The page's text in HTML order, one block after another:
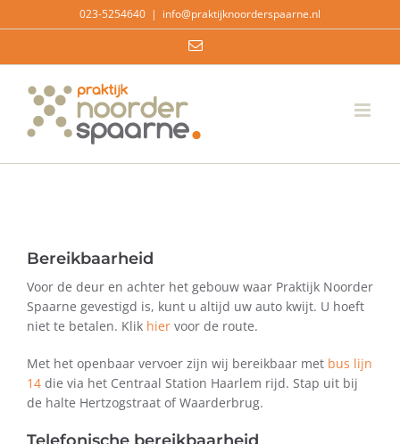
naar
023-5254640 | info@praktijknoorderspaarne.nl
E-
Bereikbaarheid
Voor de deur en achter het gebouw waar Praktijk Noorder
Spaarne gevestigd is, kunt u altijd uw auto kwijt. U hoeft
niet te betalen. Klik hier voor de route.
Met het openbaar vervoer zijn wij bereikbaar met bus lijn
14 die via het Centraal Station Haarlem rijd. Stap uit bij
de halte Hertzogstraat of Waarderbrug.